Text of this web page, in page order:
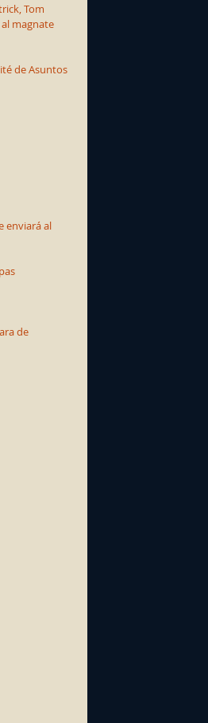
Tom
magnate
de Asuntos
enviará al
de